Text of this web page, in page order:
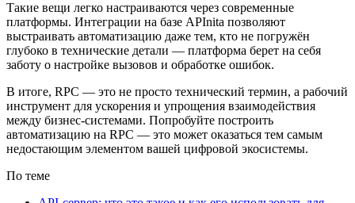
Такие вещи легко настраиваются через современные
платформы. Интеграции на базе APInita позволяют
выстраивать автоматизацию даже тем, кто не погружён
глубоко в технические детали — платформа берет на себя
заботу о настройке вызовов и обработке ошибок.
В итоге, RPC — это не просто технический термин, а рабочий
инструмент для ускорения и упрощения взаимодействия
между бизнес-системами. Попробуйте построить
автоматизацию на RPC — это может оказаться тем самым
недостающим элементом вашей цифровой экосистемы.
По теме